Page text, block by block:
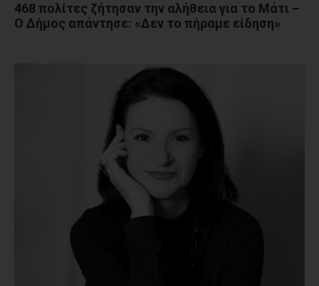
468 πολίτες ζήτησαν την αλήθεια για το Μάτι –
Ο Δήμος απάντησε: «Δεν το πήραμε είδηση»